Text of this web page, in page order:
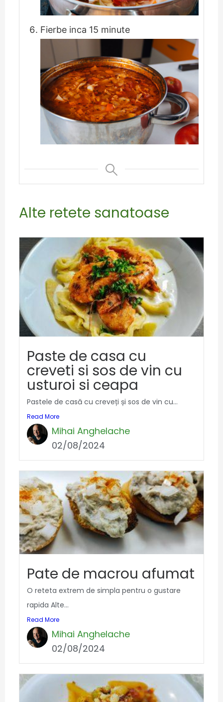
Fierbe inca 15 minute
Alte retete sanatoase
Paste de casa cu
creveti si sos de vin cu
usturoi si ceapa
Pastele de casă cu creveți și sos de vin cu...
Read More
Mihai Anghelache
02/08/2024
Pate de macrou afumat
O reteta extrem de simpla pentru o gustare
rapida Alte...
Read More
Mihai Anghelache
02/08/2024